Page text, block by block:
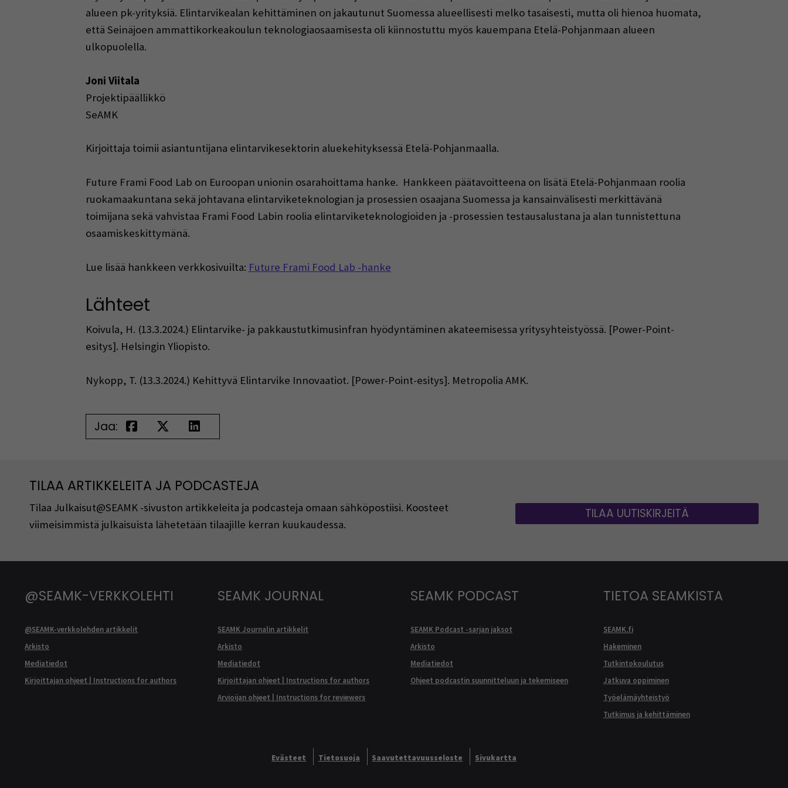
alueen pk-yrityksiä. Elintarvikealan kehittäminen on jakautunut Suomessa alueellisesti melko tasaisesti, mutta oli hienoa huomata,
että Seinäjoen ammattikorkeakoulun teknologiaosaamisesta oli kiinnostuttu myös kauempana Etelä-Pohjanmaan alueen
ulkopuolella.
Joni Viitala
Projektipäällikkö
SeAMK
Kirjoittaja toimii asiantuntijana elintarvikesektorin aluekehityksessä Etelä-Pohjanmaalla.
Future Frami Food Lab on Euroopan unionin osarahoittama hanke. Hankkeen päätavoitteena on lisätä Etelä-Pohjanmaan roolia
ruokamaakuntana sekä johtavana elintarviketeknologian ja prosessien osaajana Suomessa ja kansainvälisesti merkittävänä
toimijana sekä vahvistaa Frami Food Labin roolia elintarviketeknologioiden ja -prosessien testausalustana ja alan tunnistettuna
osaamiskeskittymänä.
Lue lisää hankkeen verkkosivuilta: Future Frami Food Lab -hanke
Lähteet
Koivula, H. (13.3.2024.) Elintarvike- ja pakkaustutkimusinfran hyödyntäminen akateemisessa yritysyhteistyössä. [Power-Point-
esitys]. Helsingin Yliopisto.
Nykopp, T. (13.3.2024.) Kehittyvä Elintarvike Innovaatiot. [Power-Point-esitys]. Metropolia AMK.
Jaa:
TILAA ARTIKKELEITA JA PODCASTEJA
Tilaa Julkaisut@SEAMK -sivuston artikkeleita ja podcasteja omaan sähköpostiisi. Koosteet
viimeisimmistä julkaisuista lähetetään tilaajille kerran kuukaudessa.
TILAA UUTISKIRJEITÄ
@SEAMK-VERKKOLEHTI
@SEAMK-verkkolehden artikkelit
Arkisto
Mediatiedot
Kirjoittajan ohjeet | Instructions for authors
SEAMK JOURNAL
SEAMK Journalin artikkelit
Arkisto
Mediatiedot
Kirjoittajan ohjeet | Instructions for authors
Arvioijan ohjeet | Instructions for reviewers
SEAMK PODCAST
SEAMK Podcast -sarjan jaksot
Arkisto
Mediatiedot
Ohjeet podcastin suunnitteluun ja tekemiseen
TIETOA SEAMKISTA
SEAMK.fi
Hakeminen
Tutkintokoulutus
Jatkuva oppiminen
Työelämäyhteistyö
Tutkimus ja kehittäminen
Evästeet Tietosuoja Saavutettavuusseloste Sivukartta